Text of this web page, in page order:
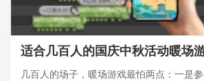
几百人的场子，暖场游戏最怕两点：一是